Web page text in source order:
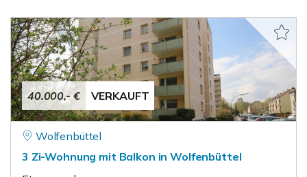
40.000,- € VERKAUFT
Wolfenbüttel
3 Zi-Wohnung mit Balkon in Wolfenbüttel